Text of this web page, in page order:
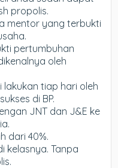
propolis.
mentor yang terbukti
pertumbuhan
oleh
tiap hari oleh
di BP.
JNT dan J&E ke
dari 40%.
kelasnya. Tanpa